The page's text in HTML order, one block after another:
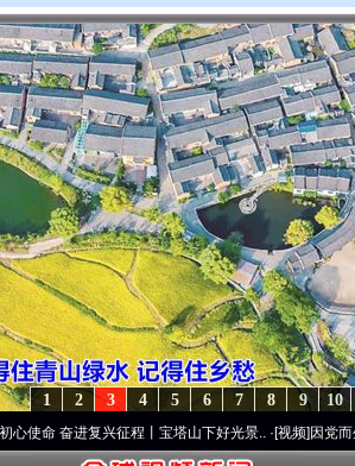
10
9
8
7
6
5
4
3
2
1
进复兴征程丨宝塔山下好光景..·[视频]因党而生 为党